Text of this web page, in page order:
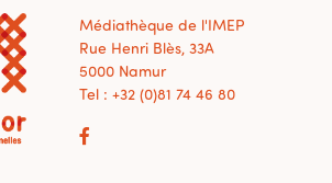
Médiathèque de l'IMEP
Rue Henri Blès, 33A
5000 Namur
Tel : +32 (0)81 74 46 80